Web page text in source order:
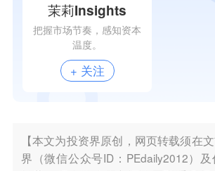
茉莉Insights
把握市场节奏，感知资本
温度。
+ 关注
【本文为投资界原创，网页转载须在
界（微信公众号ID：PEdaily2012）